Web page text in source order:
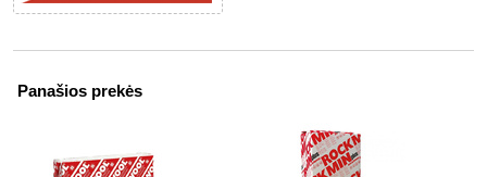
Panašios prekės